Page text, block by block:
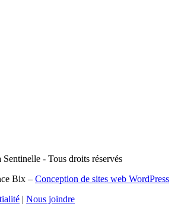
- Tous droits réservés
Bix – Conception de sites web WordPress
| Nous joindre